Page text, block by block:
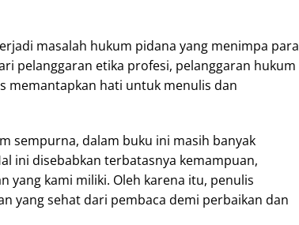
masalah hukum pidana yang menimpa para
pelanggaran etika profesi, pelanggaran hukum
memantapkan hati untuk menulis dan
sempurna, dalam buku ini masih banyak
ini disebabkan terbatasnya kemampuan,
yang kami miliki. Oleh karena itu, penulis
yang sehat dari pembaca demi perbaikan dan